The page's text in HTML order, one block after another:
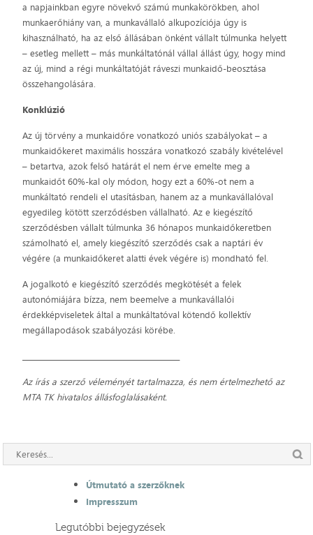
a napjainkban egyre növekvő számú munkakörökben, ahol
munkaerőhiány van, a munkavállaló alkupozíciója úgy is
kihasználható, ha az első állásában önként vállalt túlmunka helyett
– esetleg mellett – más munkáltatónál vállal állást úgy, hogy mind
az új, mind a régi munkáltatóját ráveszi munkaidő-beosztása
összehangolására.
Konklúzió
Az új törvény a munkaidőre vonatkozó uniós szabályokat – a
munkaidőkeret maximális hosszára vonatkozó szabály kivételével
– betartva, azok felső határát el nem érve emelte meg a
munkaidőt 60%-kal oly módon, hogy ezt a 60%-ot nem a
munkáltató rendeli el utasításban, hanem az a munkavállalóval
egyedileg kötött szerződésben vállalható. Az e kiegészítő
szerződésben vállalt túlmunka 36 hónapos munkaidőkeretben
számolható el, amely kiegészítő szerződés csak a naptári év
végére (a munkaidőkeret alatti évek végére is) mondható fel.
A jogalkotó e kiegészítő szerződés megkötését a felek
autonómiájára bízza, nem beemelve a munkavállalói
érdekképviseletek által a munkáltatóval kötendő kollektív
megállapodások szabályozási körébe.
Az írás a szerző véleményét tartalmazza, és nem értelmezhető az
MTA TK hivatalos állásfoglalásaként.
Útmutató a szerzőknek
Impresszum
Legutóbbi bejegyzések